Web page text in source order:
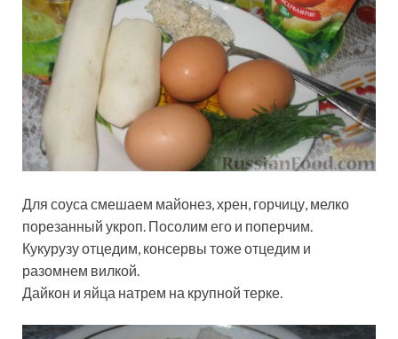
Для соуса смешаем майонез, хрен, горчицу, мелко
порезанный укроп. Посолим его и поперчим.
Кукурузу отцедим, консервы тоже отцедим и
разомнем вилкой.
Дайкон и яйца натрем на крупной терке.